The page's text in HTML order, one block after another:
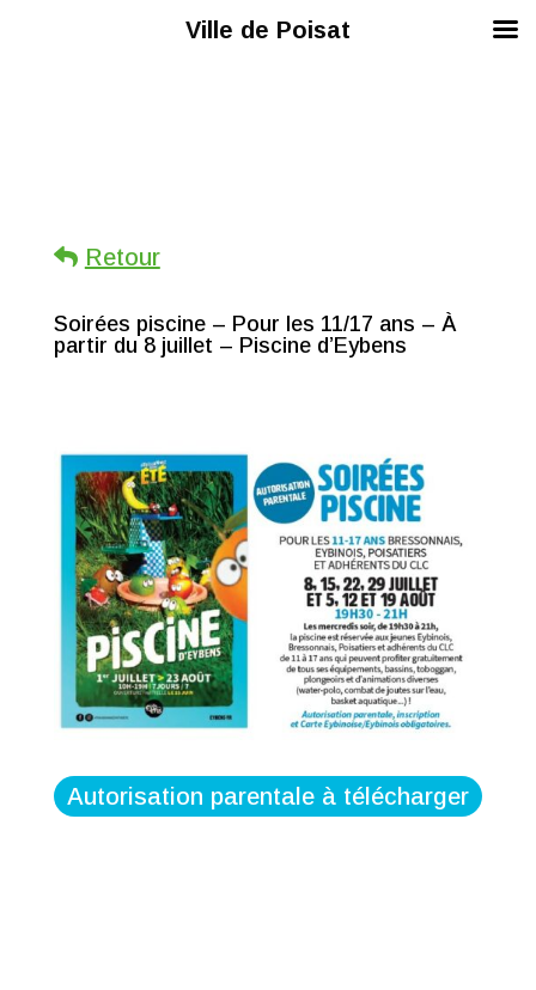
Retour
Soirées piscine – Pour les 11/17 ans – À
partir du 8 juillet – Piscine d’Eybens
Autorisation parentale à télécharger
Ville de Poisat